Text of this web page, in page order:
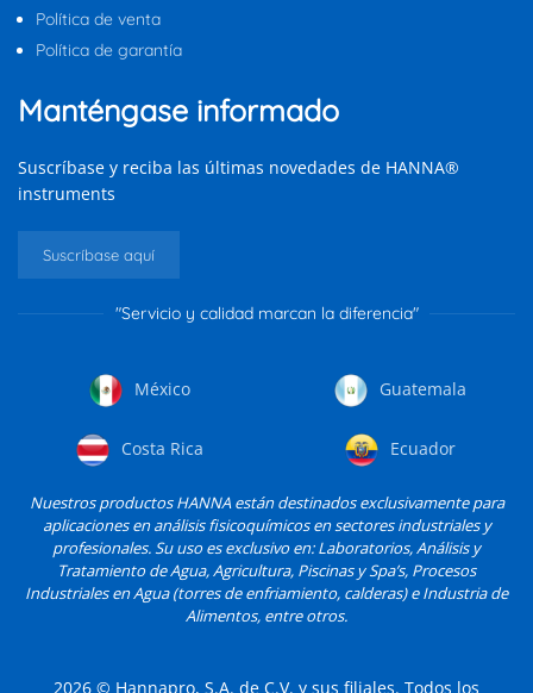
Política de venta
Política de garantía
Manténgase informado
Suscríbase y reciba las últimas novedades de HANNA®
instruments
Suscríbase aquí
"Servicio y calidad marcan la diferencia"
México Guatemala
Costa Rica Ecuador
Nuestros productos HANNA están destinados exclusivamente para
aplicaciones en análisis fisicoquímicos en sectores industriales y
profesionales. Su uso es exclusivo en: Laboratorios, Análisis y
Tratamiento de Agua, Agricultura, Piscinas y Spa’s, Procesos
Industriales en Agua (torres de enfriamiento, calderas) e Industria de
Alimentos, entre otros.
2026 © Hannapro, S.A. de C.V. y sus filiales. Todos los